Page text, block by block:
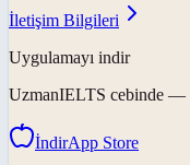
İletişim Bilgileri
Uygulamayı indir
UzmanIELTS cebinde —
İndirApp Store